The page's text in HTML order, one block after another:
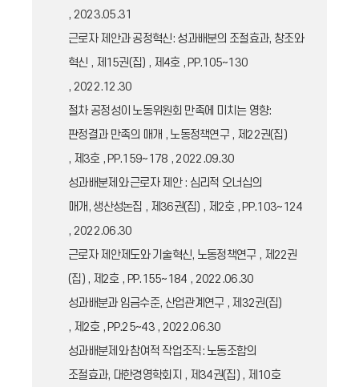
, 2023.05.31
근로자 제안과 공정혁신: 성과배분의 조절효과, 창조와
혁신 , 제15권(집) , 제4호 , PP.105~130
, 2022.12.30
절차 공정성이 노동위원회 만족에 미치는 영향:
판정결과 만족의 매개 , 노동정책연구 , 제22권(집)
, 제3호 , PP.159~178 , 2022.09.30
성과배분제와 근로자 제안 : 심리적 오너십의
매개, 생산성논집 , 제36권(집) , 제2호 , PP.103~124
, 2022.06.30
근로자 제안제도와 기술혁신, 노동정책연구 , 제22권
(집) , 제2호 , PP.155~184 , 2022.06.30
성과배분과 임금수준, 산업관계연구 , 제32권(집)
, 제2호 , PP.25~43 , 2022.06.30
성과배분제와 참여적 작업조직: 노동조합의
조절효과, 대한경영학회지 , 제34권(집) , 제10호